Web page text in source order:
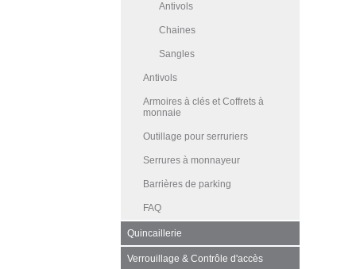
Antivols
Chaines
Sangles
Antivols
Armoires à clés et Coffrets à
monnaie
Outillage pour serruriers
Serrures à monnayeur
Barrières de parking
FAQ
Quincaillerie
Verrouillage & Contrôle d'accès